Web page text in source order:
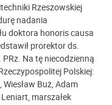
Rzeszowskiej
nadania
doktora honoris causa
prorektor ds.
Na tę niecodzienną
Polskiej:
Buż, Adam
marszałek